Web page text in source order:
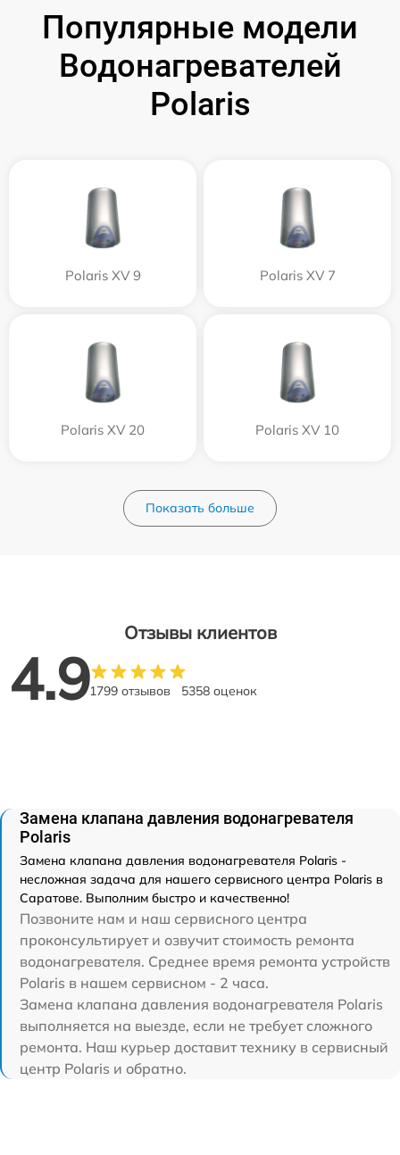
Популярные модели
Водонагревателей
Polaris
Polaris XV 9 Polaris XV 7
Polaris XV 20 Polaris XV 10
Показать больше
Отзывы клиентов
4.91799 отзывов 5358 оценок
Замена клапана давления водонагревателя
Polaris
Замена клапана давления водонагревателя Polaris -
несложная задача для нашего сервисного центра Polaris в
Саратове. Выполним быстро и качественно!
Позвоните нам и наш сервисного центра
проконсультирует и озвучит стоимость ремонта
водонагревателя. Среднее время ремонта устройств
Polaris в нашем сервисном - 2 часа.
Замена клапана давления водонагревателя Polaris
выполняется на выезде, если не требует сложного
ремонта. Наш курьер доставит технику в сервисный
центр Polaris и обратно.